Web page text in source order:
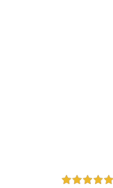
5,0 étoiles sur 5